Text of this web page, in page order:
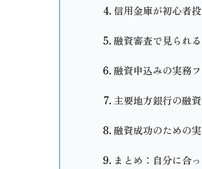
信用金庫が初心者
融資審査で見られ
融資申込みの実務
主要地方銀行の融
融資成功のための
まとめ：自分に合